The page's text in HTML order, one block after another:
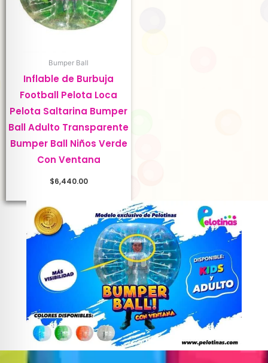
Bumper Ball
Inflable de Burbuja
Football Pelota Loca
Pelota Saltarina Bumper
Ball Adulto Transparente
Bumper Ball Niños Verde
Con Ventana
$6,440.00